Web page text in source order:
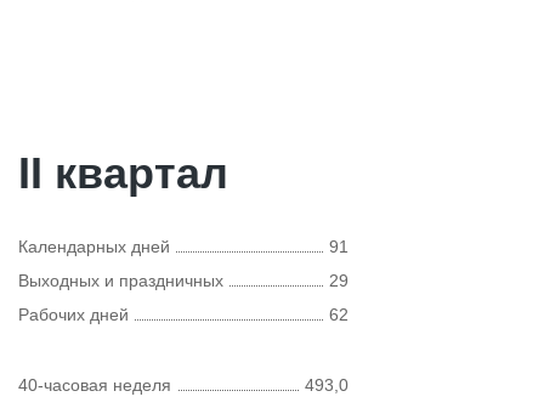
II квартал
Календарных дней
91
Выходных и праздничных
29
Рабочих дней
62
40-часовая неделя
493,0